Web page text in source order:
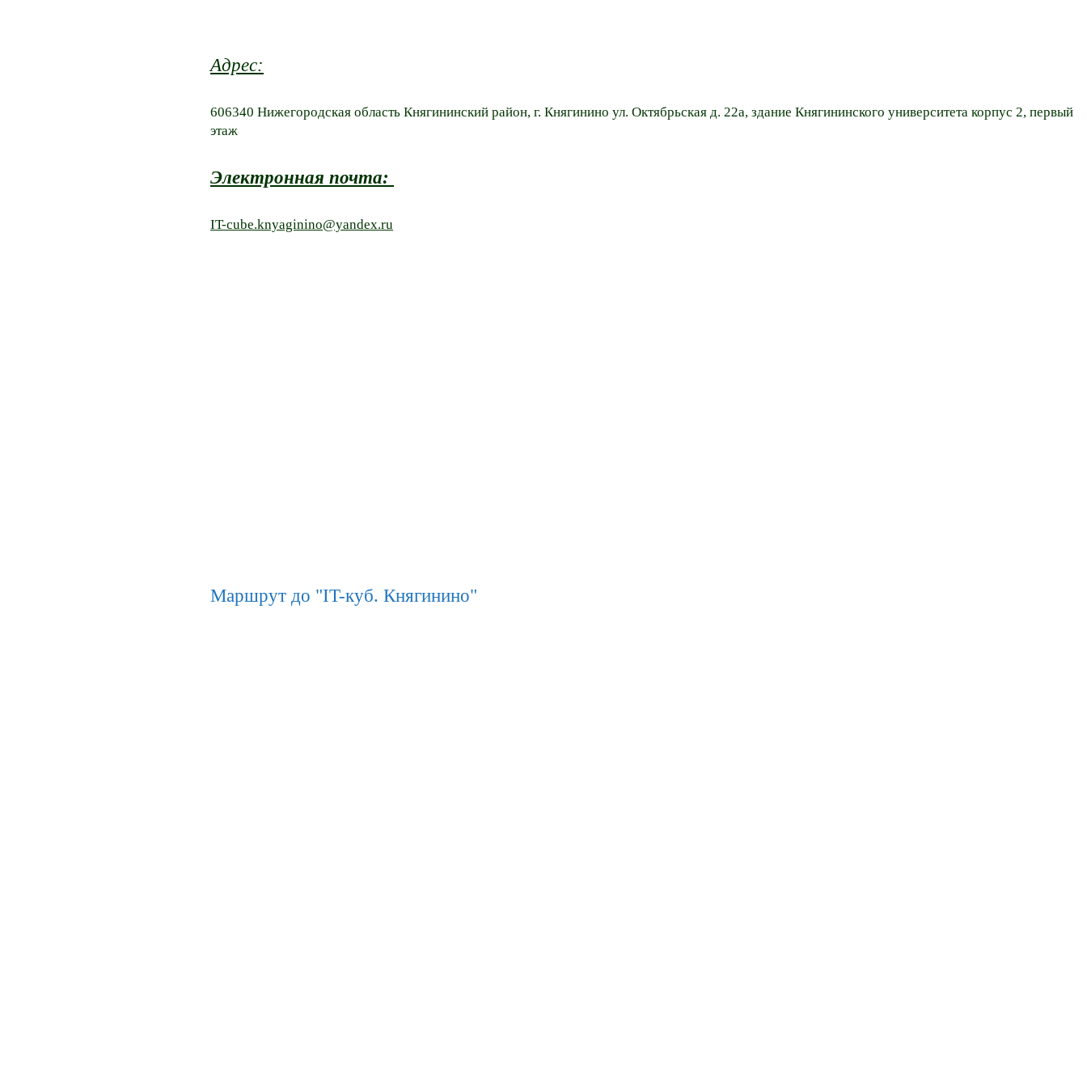
Адрес:
606340 Нижегородская область Княгининский район, г. Княгинино ул. Октябрьская д. 22а, здание Княгининского университета корпус 2, первый
этаж
Электронная почта:
IT-cube.knyaginino@yandex.ru
Маршрут до "IT-куб. Княгинино"